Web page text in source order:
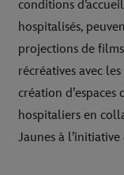
conditions
hospitalisés,
projections de
récréatives avec
création
hospitaliers en
Jaunes à